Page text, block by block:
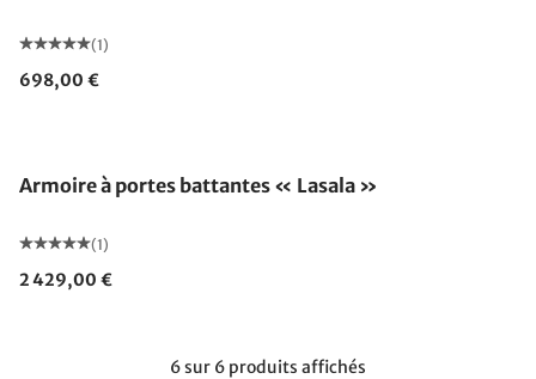
(1)
698,00 €
Armoire à portes battantes « Lasala »
(1)
2 429,00 €
6 sur 6 produits affichés